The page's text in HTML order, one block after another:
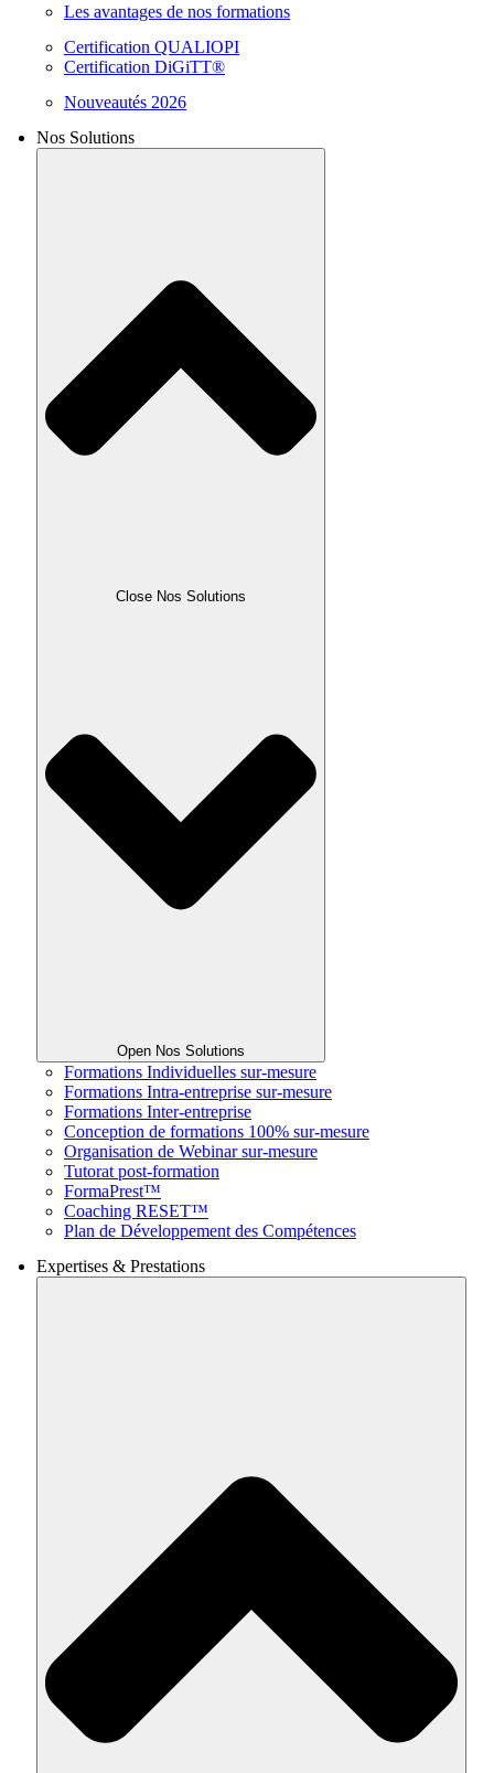
Les avantages de nos formations
Certification QUALIOPI
Certification DiGiTT®
Nouveautés 2026
Nos Solutions
Close Nos Solutions
Open Nos Solutions
Formations Individuelles sur-mesure
Formations Intra-entreprise sur-mesure
Formations Inter-entreprise
Conception de formations 100% sur-mesure
Organisation de Webinar sur-mesure
Tutorat post-formation
FormaPrest™
Coaching RESET™
Plan de Développement des Compétences
Expertises & Prestations